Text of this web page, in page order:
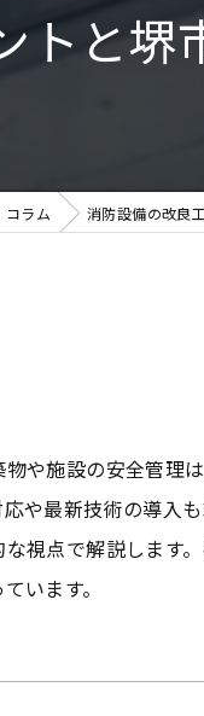
トと堺
コラム 消防設備の改良
や施設の安全管理
や最新技術の導入
視点で解説します
います。